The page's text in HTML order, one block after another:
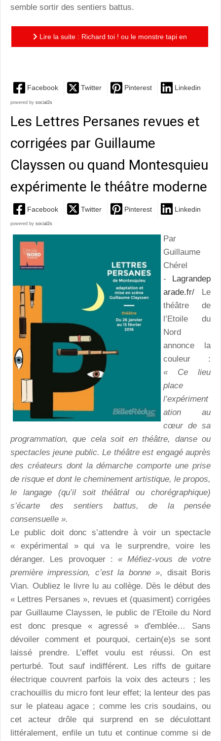
semble sortir des sentiers battus.
Lire la suite : Richard toi ! ou le monstre tapi en
Facebook Twitter Pinterest Linkedin
powered by social2s
Les Lettres Persanes revues et
corrigées par Guillaume
Clayssen ou quand Montesquieu
expérimente le théâtre moderne
Facebook Twitter Pinterest Linkedin
powered by social2s
Par
Guillaume
Chérel
-
Lagrandep
arade.fr/ Le
théâtre de
l’Etoile du
Nord
annonce la
couleur :
« Ce lieu
place
l’expériment
ation au
cœur de sa
programmation, que cela soit en théâtre, danse ou
spectacles jeune public. Le théâtre est engagé auprès
des créateurs dont la démarche comporte une prise
de risque et dont le cheminement artistique, le propos,
le langage (qu’il soit théâtral ou chorégraphique)
s’écarte des sentiers battus, de la pensée
consensuelle ».
Le public doit donc s’attendre à voir un spectacle
« expérimental » qui va le surprendre, voire les
déranger. Les provoquer :« Méfiez-vous de votre
première impression, c’est la bonne », disait Boris
Vian. Oubliez le livre lu au collège. Dès le début des
« Lettres Persanes », revues et (quasiment) corrigées
par Guillaume Clayssen, le public de l’Etoile du Nord
est donc presque « agressé » d'emblée… Sans
dévoiler comment et pourquoi, certain(e)s se sont
laissé prendre. L’effet voulu est réussi. On est
perturbé. Tout sauf indifférent. Les riffs de guitare
électrique couvrent parfois la voix des acteurs ; les
crachouillis du micro font leur effet; la lenteur des pas
sur le plateau agace ; comme les cris soudains, ou
cet acteur drôle qui surprend en se déculottant
littéralement, enfile un tutu et continue comme si de